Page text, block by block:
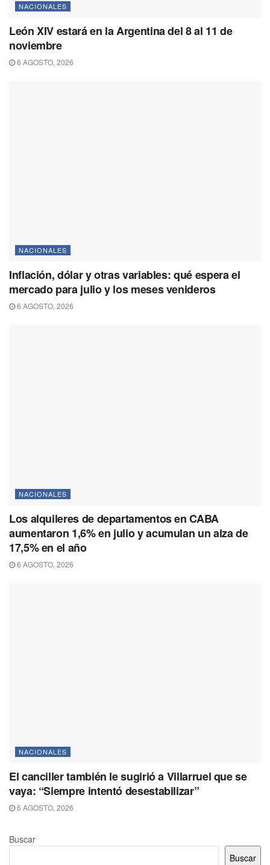
NACIONALES
León XIV estará en la Argentina del 8 al 11 de
noviembre
6 AGOSTO, 2026
NACIONALES
Inflación, dólar y otras variables: qué espera el
mercado para julio y los meses venideros
6 AGOSTO, 2026
NACIONALES
Los alquileres de departamentos en CABA
aumentaron 1,6% en julio y acumulan un alza de
17,5% en el año
6 AGOSTO, 2026
NACIONALES
El canciller también le sugirió a Villarruel que se
vaya: “Siempre intentó desestabilizar”
6 AGOSTO, 2026
Buscar
Buscar